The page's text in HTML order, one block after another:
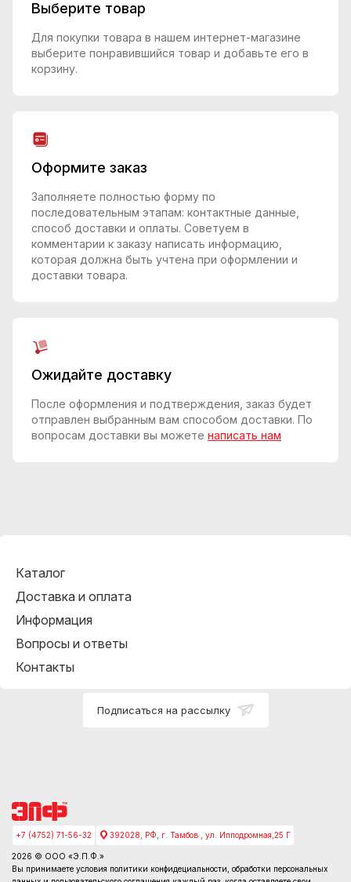
Выберите товар
Для покупки товара в нашем интернет-магазине
выберите понравившийся товар и добавьте его в
корзину.
Оформите заказ
Заполняете полностью форму по
последовательным этапам: контактные данные,
способ доставки и оплаты. Советуем в
комментарии к заказу написать информацию,
которая должна быть учтена при оформлении и
доставки товара.
Ожидайте доставку
После оформления и подтверждения, заказ будет
отправлен выбранным вам способом доставки. По
вопросам доставки вы можете написать нам
Каталог
Доставка и оплата
Информация
Вопросы и ответы
Контакты
Подписаться на рассылку
+7 (4752) 71-56-32 392028, РФ, г. Тамбов , ул. Ипподромная,25 Г
2026 © ООО «Э.П.Ф.»
Вы принимаете условия политики конфидециальности , обработки персональных